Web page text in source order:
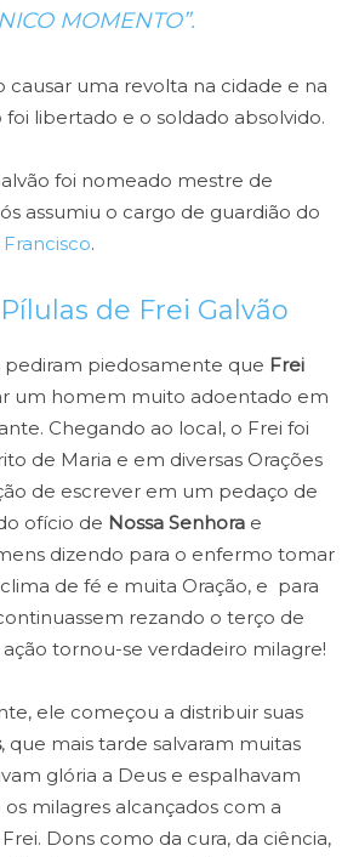
MOMENTO”.
causar uma revolta na cidade e na
foi libertado e o soldado absolvido.
foi nomeado mestre de
assumiu o cargo de guardião do
Francisco.
de Frei Galvão
pediram piedosamente que Frei
um homem muito adoentado em
Chegando ao local, o Frei foi
de Maria e em diversas Orações
de escrever em um pedaço de
ofício de Nossa Senhora e
dizendo para o enfermo tomar
de fé e muita Oração, e para
rezando o terço de
ação tornou-se verdadeiro milagre!
ele começou a distribuir suas
, que mais tarde salvaram muitas
glória a Deus e espalhavam
milagres alcançados com a
Dons como da cura, da ciência,